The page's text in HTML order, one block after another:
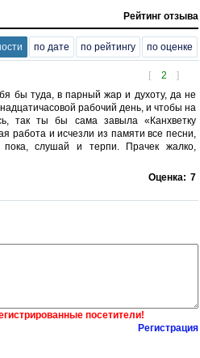
Рейтинг отзыва
по дате по рейтингу по оценке
[ 2 ]
бы туда, в парный жар и духоту, да не
рабочий день, и чтобы на
так ты бы сама завыла «Канхветку
работа и исчезли из памяти все песни,
пока, слушай и терпи. Прачек жалко,
Оценка: 7
посетители!
Регистрация